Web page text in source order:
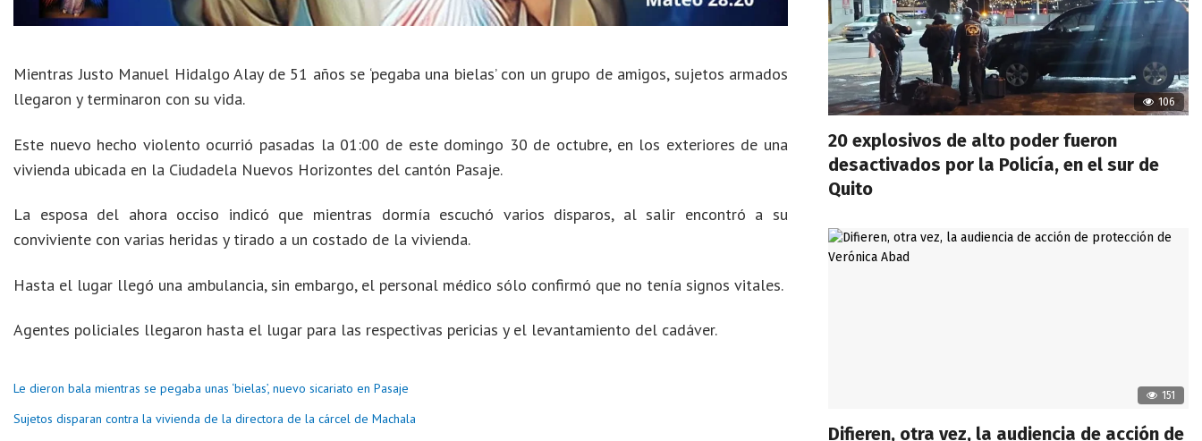
Mientras Justo Manuel Hidalgo Alay de 51 años se ‘pegaba una bielas’ con un grupo de amigos, sujetos armados
llegaron y terminaron con su vida.
Este nuevo hecho violento ocurrió pasadas la 01:00 de este domingo 30 de octubre, en los exteriores de una
vivienda ubicada en la Ciudadela Nuevos Horizontes del cantón Pasaje.
La esposa del ahora occiso indicó que mientras dormía escuchó varios disparos, al salir encontró a su
conviviente con varias heridas y tirado a un costado de la vivienda.
Hasta el lugar llegó una ambulancia, sin embargo, el personal médico sólo confirmó que no tenía signos vitales.
Agentes policiales llegaron hasta el lugar para las respectivas pericias y el levantamiento del cadáver.
Le dieron bala mientras se pegaba unas ‘bielas’, nuevo sicariato en Pasaje
Sujetos disparan contra la vivienda de la directora de la cárcel de Machala
106
20 explosivos de alto poder fueron
desactivados por la Policía, en el sur de
Quito
151
Difieren, otra vez, la audiencia de acción de